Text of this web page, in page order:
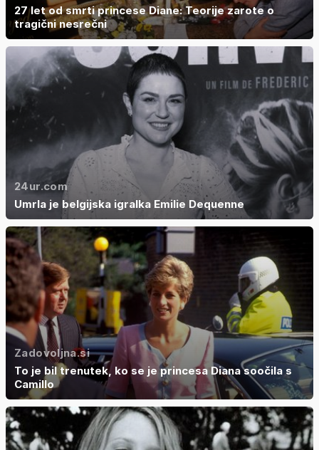
27 let od smrti princese Diane: Teorije zarote o
tragični nesrečni
24ur.com
Umrla je belgijska igralka Emilie Dequenne
Zadovoljna.si
To je bil trenutek, ko se je princesa Diana soočila s
Camillo